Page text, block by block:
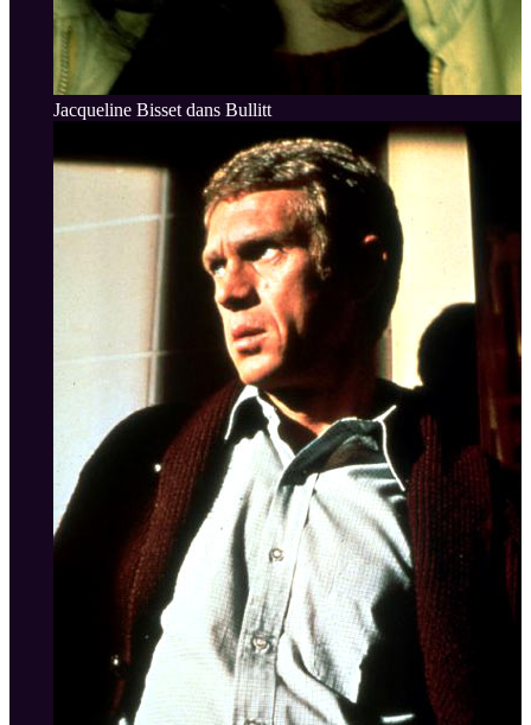
Jacqueline Bisset dans Bullitt